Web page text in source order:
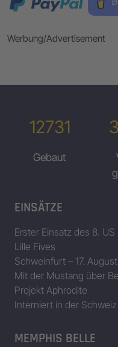
Werbung/Advertisement
12731
Gebaut
EINSÄTZE
Erster Einsatz des 8.
Lille Fives
Schweinfurt – 17.
Mit der Mustang über
Projekt Aphrodite
Interniert in der Schweiz
MEMPHIS BELLE